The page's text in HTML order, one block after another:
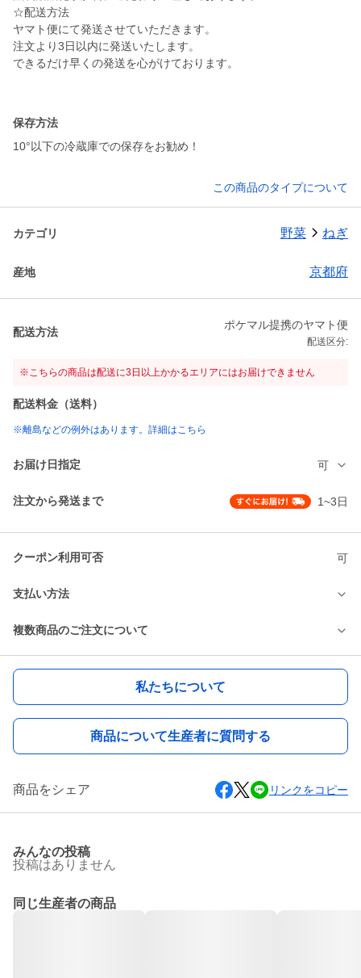
☆配送方法
ヤマト便にて発送させていただきます。
注文より3日以内に発送いたします。
できるだけ早くの発送を心がけております。
保存方法
10°以下の冷蔵庫での保存をお勧め！
この商品のタイプについて
カテゴリ 野菜 ねぎ
産地 京都府
配送方法
ポケマル提携のヤマト便
配送区分:
※こちらの商品は配送に3日以上かかるエリアにはお届けできません
配送料金（送料）
※離島などの例外はあります。詳細はこちら
お届け日指定 可
注文から発送まで 1~3日
クーポン利用可否 可
支払い方法
複数商品のご注文について
私たちについて
商品について生産者に質問する
商品をシェア リンクをコピー
みんなの投稿
投稿はありません
同じ生産者の商品